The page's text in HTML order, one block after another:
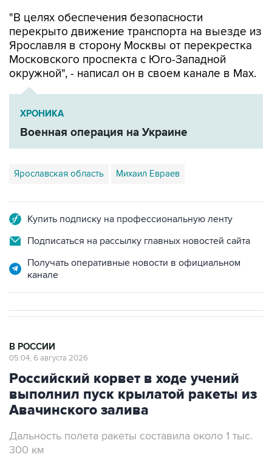
"В целях обеспечения безопасности
перекрыто движение транспорта на выезде из
Ярославля в сторону Москвы от перекрестка
Московского проспекта с Юго-Западной
окружной", - написал он в своем канале в Мах.
ХРОНИКА
Военная операция на Украине
Ярославская область Михаил Евраев
Купить подписку на профессиональную ленту
Подписаться на рассылку главных новостей сайта
Получать оперативные новости в официальном
канале
В РОССИИ
05:04, 6 августа 2026
Российский корвет в ходе учений
выполнил пуск крылатой ракеты из
Авачинского залива
Дальность полета ракеты составила около 1 тыс.
300 км